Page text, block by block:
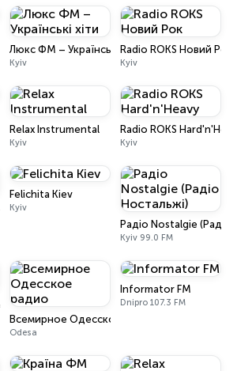
Люкс ФМ – Українські хіти
Kyiv
Radio ROKS Новий Рок
Kyiv
Relax Instrumental
Kyiv
Radio ROKS
Kyiv
Felichita Kiev
Kyiv
Радіо Nostalgie (Радіо
Kyiv 99.0 FM
Рок
Всемирное Одесское радио
Odesa
Informator FM
Dnipro 107.3 FM